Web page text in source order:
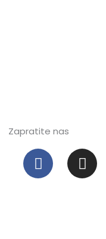
Zapratite nas
F
a
c
I
n
s